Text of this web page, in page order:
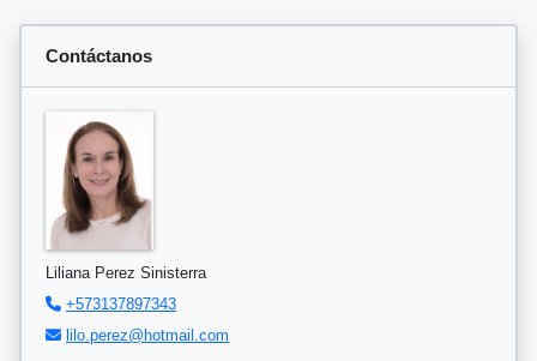
Contáctanos
Liliana Perez Sinisterra
+573137897343
lilo.perez@hotmail.com